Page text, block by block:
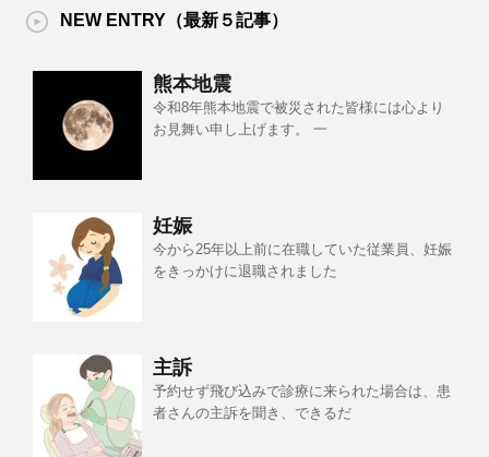
NEW ENTRY（最新５記事）
熊本地震
令和8年熊本地震で被災された皆様には心より
お見舞い申し上げます。 一
妊娠
今から25年以上前に在職していた従業員、妊娠
をきっかけに退職されました
主訴
予約せず飛び込みで診療に来られた場合は、患
者さんの主訴を聞き、できるだ